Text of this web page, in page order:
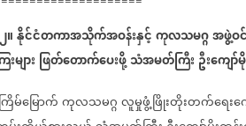
၂။နိုင်ငံတကာအသိုက်အဝန်းနှင့်ကုလသမဂ္ဂအဖွဲ့ဝ
များ ဖြတ်တောက်ပေးဖို့သံအမတ်ကြီး ဦးကျော်
ကြိမ်မြောက်ကုလသမဂ္ဂလူမှုဖွံ့ဖြိုးတိုးတက်ရေး